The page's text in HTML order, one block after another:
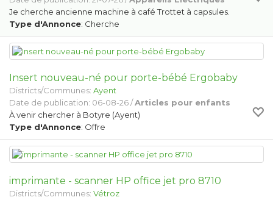
Je cherche ancienne machine à café Trottet à capsules.
Type d'Annonce: Cherche
Insert nouveau-né pour porte-bébé Ergobaby
Districts/Communes: Ayent
Date de publication: 06-08-26 /Articles pour enfants
À venir chercher à Botyre (Ayent)
Type d'Annonce: Offre
imprimante - scanner HP office jet pro 8710
Districts/Communes: Vétroz